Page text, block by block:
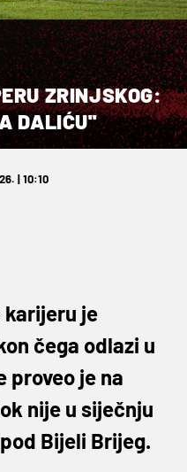
ZRINJSKOG:
DALIĆU''
| 10:10
karijeru je
čega odlazi u
proveo je na
nije u siječnju
Bijeli Brijeg.